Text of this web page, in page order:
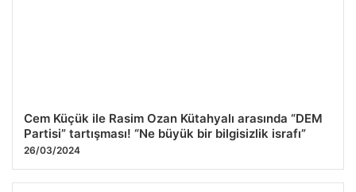
Cem Küçük ile Rasim Ozan Kütahyalı arasında “DEM
Partisi” tartışması! “Ne büyük bir bilgisizlik israfı”
26/03/2024